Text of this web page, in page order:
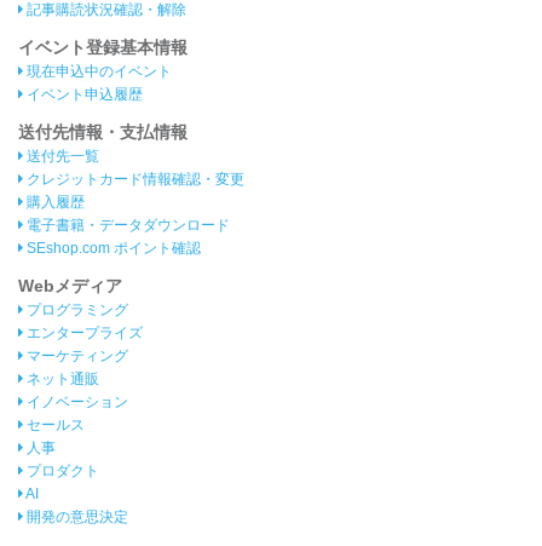
記事購読状況確認・解除
イベント登録基本情報
現在申込中のイベント
イベント申込履歴
送付先情報・支払情報
送付先一覧
クレジットカード情報確認・変更
購入履歴
電子書籍・データダウンロード
SEshop.com ポイント確認
Webメディア
プログラミング
エンタープライズ
マーケティング
ネット通販
イノベーション
セールス
人事
プロダクト
AI
開発の意思決定